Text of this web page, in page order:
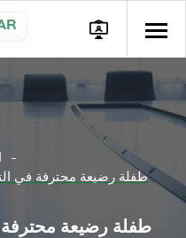
طفلة رضيعة محترفة في
طفلة رضيعة محترفة